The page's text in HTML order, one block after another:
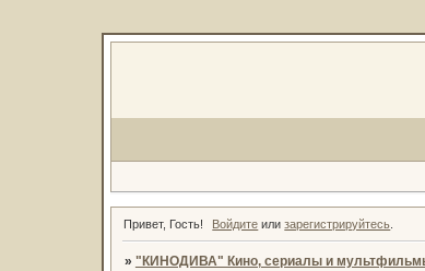
Привет, Гость! Войдите илизарегистрируйтесь
» "КИНОДИВА" Кино, сериалы и